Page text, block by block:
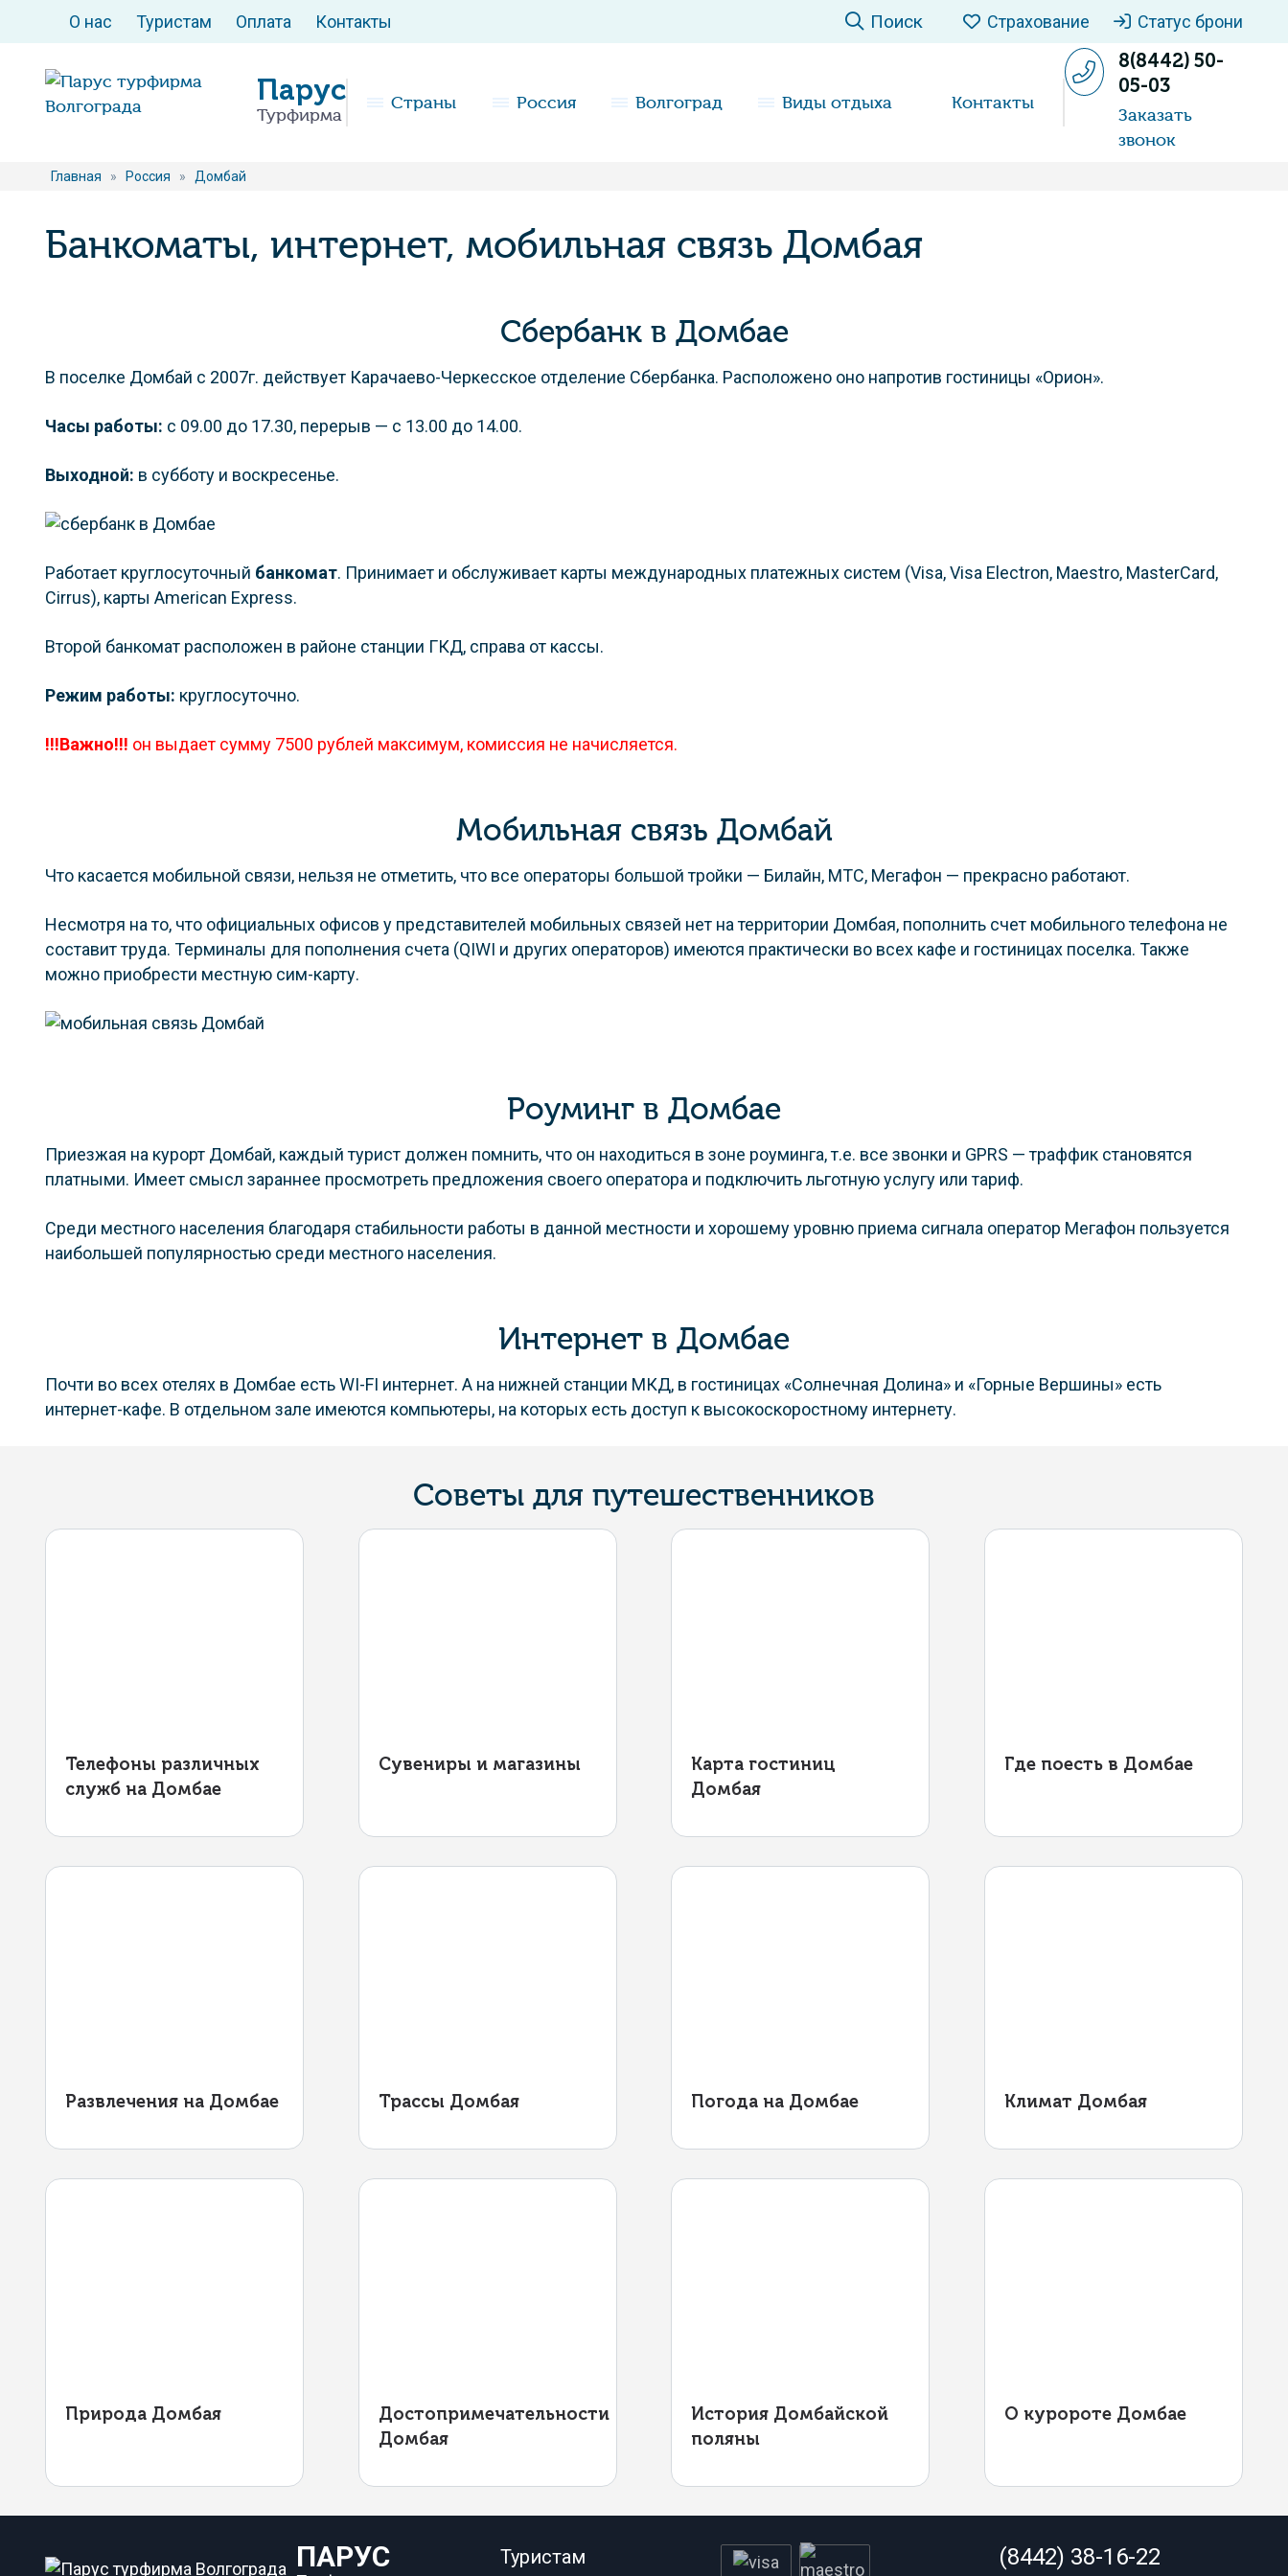
О нас Туристам Оплата Контакты Поиск Страхование Статус брони
Парус
Турфирма
Страны Россия Волгоград Виды отдыха Контакты
8(8442) 50-
05-03
Заказать
звонок
Главная » Россия » Домбай
Банкоматы, интернет, мобильная связь Домбая
Сбербанк в Домбае
В поселке Домбай с 2007г. действует Карачаево-Черкесское отделение Сбербанка. Расположено оно напротив гостиницы «Орион».
Часы работы: с 09.00 до 17.30, перерыв — с 13.00 до 14.00.
Выходной: в субботу и воскресенье.
Работает круглосуточный банкомат. Принимает и обслуживает карты международных платежных систем (Visa, Visa Electron, Maestro, MasterCard,
Cirrus), карты American Express.
Второй банкомат расположен в районе станции ГКД, справа от кассы.
Режим работы: круглосуточно.
!!!Важно!!! он выдает сумму 7500 рублей максимум, комиссия не начисляется.
Мобильная связь Домбай
Что касается мобильной связи, нельзя не отметить, что все операторы большой тройки — Билайн, МТС, Мегафон — прекрасно работают.
Несмотря на то, что официальных офисов у представителей мобильных связей нет на территории Домбая, пополнить счет мобильного телефона не
составит труда. Терминалы для пополнения счета (QIWI и других операторов) имеются практически во всех кафе и гостиницах поселка. Также
можно приобрести местную сим-карту.
Роуминг в Домбае
Приезжая на курорт Домбай, каждый турист должен помнить, что он находиться в зоне роуминга, т.е. все звонки и GPRS — траффик становятся
платными. Имеет смысл зараннее просмотреть предложения своего оператора и подключить льготную услугу или тариф.
Среди местного населения благодаря стабильности работы в данной местности и хорошему уровню приема сигнала оператор Мегафон пользуется
наибольшей популярностью среди местного населения.
Интернет в Домбае
Почти во всех отелях в Домбае есть WI-FI интернет. А на нижней станции МКД, в гостиницах «Солнечная Долина» и «Горные Вершины» есть
интернет-кафе. В отдельном зале имеются компьютеры, на которых есть доступ к высокоскоростному интернету.
Советы для путешественников
Телефоны различных
служб на Домбае
Сувениры и магазины
Карта гостиниц
Домбая
Где поесть в Домбае
Развлечения на Домбае Трассы Домбая Погода на Домбае Климат Домбая
Природа Домбая
Достопримечательности
Домбая
История Домбайской
поляны
О куророте Домбае
ПАРУС Туристам (8442) 38-16-22